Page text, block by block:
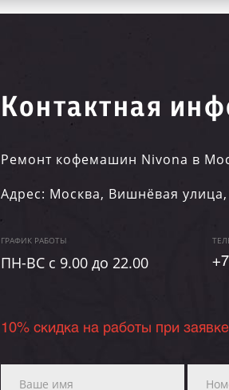
Контактная
Ремонт кофемашин Nivona в
Адрес: Москва, Вишнёвая улица,
ГРАФИК РАБОТЫ
ПН-ВC c 9.00 до 22.00
10% скидка на работы при